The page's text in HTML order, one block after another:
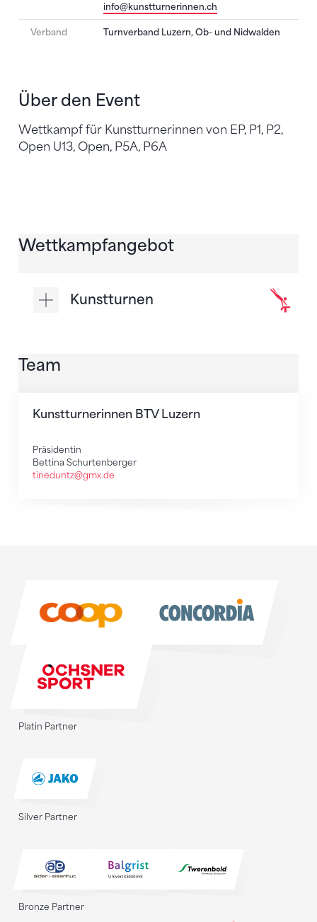
info@kunstturnerinnen.ch
Verband Turnverband Luzern, Ob- und Nidwalden
Über den Event
Wettkampf für Kunstturnerinnen von EP, P1, P2,
Open U13, Open, P5A, P6A
Wettkampfangebot
Kunstturnen
Team
Kunstturnerinnen BTV Luzern
Präsidentin
Bettina Schurtenberger
tineduntz@gmx.de
Platin Partner
Silver Partner
Bronze Partner